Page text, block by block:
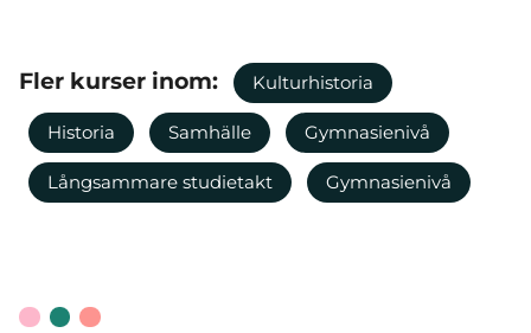
Fler kurser inom: Kulturhistoria
Historia Samhälle Gymnasienivå
Långsammare studietakt Gymnasienivå